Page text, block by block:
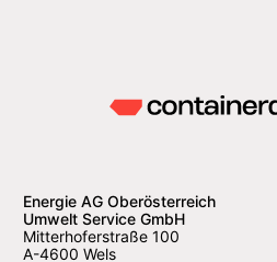
Energie AG Oberösterreich
Umwelt Service GmbH
Mitterhoferstraße 100
A-4600 Wels